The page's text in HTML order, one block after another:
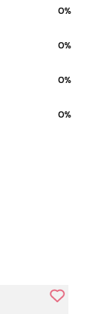
0%
0%
0%
0%